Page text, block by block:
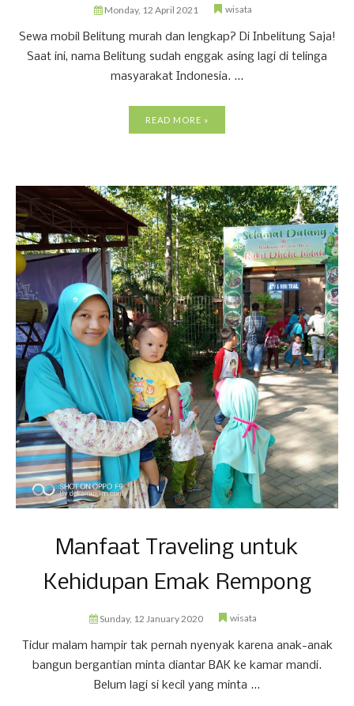
Monday, 12 April 2021 wisata
Sewa mobil Belitung murah dan lengkap? Di Inbelitung Saja!
Saat ini, nama Belitung sudah enggak asing lagi di telinga
masyarakat Indonesia. ...
READ MORE »
Manfaat Traveling untuk
Kehidupan Emak Rempong
Sunday, 12 January 2020 wisata
Tidur malam hampir tak pernah nyenyak karena anak-anak
bangun bergantian minta diantar BAK ke kamar mandi.
Belum lagi si kecil yang minta ...